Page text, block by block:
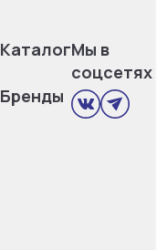
Каталог
Бренды
Мы в
соцсетях